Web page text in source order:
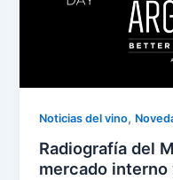
Noticias del vino,
Radiografía del
mercado